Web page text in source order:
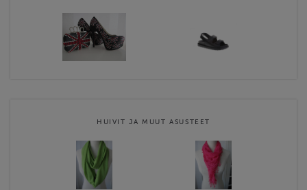
HUIVIT JA MUUT ASUSTEET